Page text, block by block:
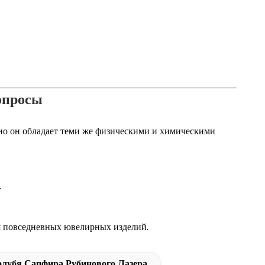
он обладает теми же физическими и химическими
повседневных ювелирных изделий.